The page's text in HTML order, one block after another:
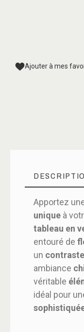
Ajouter à mes
Apportez
unique à
tableau en
entouré de
un
ambiance
véritable
idéal pour